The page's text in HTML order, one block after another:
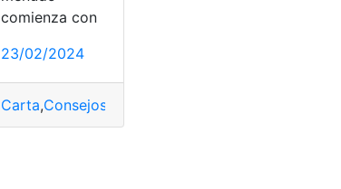
comienza con
23/02/2024
Carta,Consejos